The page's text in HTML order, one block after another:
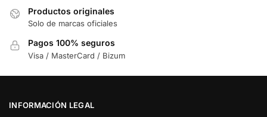
Productos originales
Solo de marcas oficiales
Pagos 100% seguros
Visa / MasterCard / Bizum
INFORMACIÓN LEGAL